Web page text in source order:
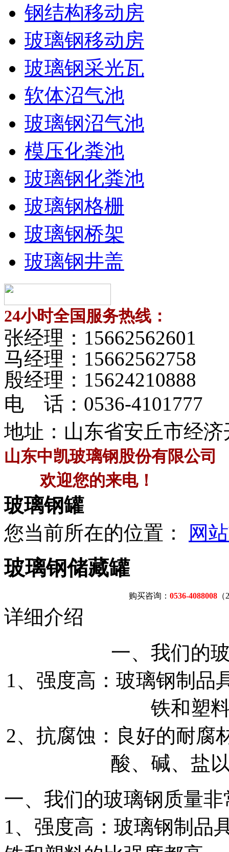
钢结构移动房
玻璃钢移动房
玻璃钢采光瓦
软体沼气池
玻璃钢沼气池
模压化粪池
玻璃钢化粪池
玻璃钢格栅
玻璃钢桥架
玻璃钢井盖
24小时全国服务热线：
张经理： 15662562601
马经理： 15662562758
殷经理： 15624210888
电 话： 0536-4101777
地址：山东省安丘市经济
山东中凯玻璃钢股份有限公司
欢迎您的来电！
玻璃钢罐
您当前所在的位置：
网
玻璃钢储藏罐
购买咨询： 0536-4088008
详细介绍
一、我们的
1、强度高：玻璃钢制品
铁和塑
2、抗腐蚀：良好的耐腐
酸、碱、盐
一、我们的玻璃钢质量非
1、强度高：玻璃钢制品